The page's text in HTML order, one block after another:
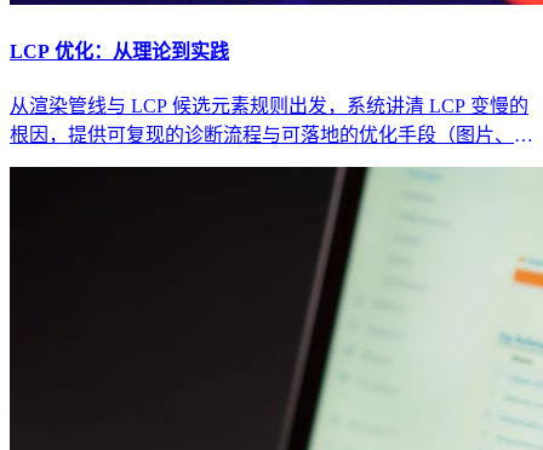
LCP 优化：从理论到实践
从渲染管线与 LCP 候选元素规则出发，系统讲清 LCP 变慢的
根因，提供可复现的诊断流程与可落地的优化手段（图片、字
体、SSR/CSR、资源优先级、CDN）。